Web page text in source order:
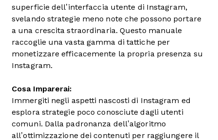
superficie dell’interfaccia utente di Instagram,
svelando strategie meno note che possono portare
a una crescita straordinaria. Questo manuale
raccoglie una vasta gamma di tattiche per
monetizzare efficacemente la propria presenza su
Instagram.
Cosa Imparerai:
Immergiti negli aspetti nascosti di Instagram ed
esplora strategie poco conosciute dagli utenti
comuni. Dalla padronanza dell’algoritmo
all’ottimizzazione dei contenuti per raggiungere il